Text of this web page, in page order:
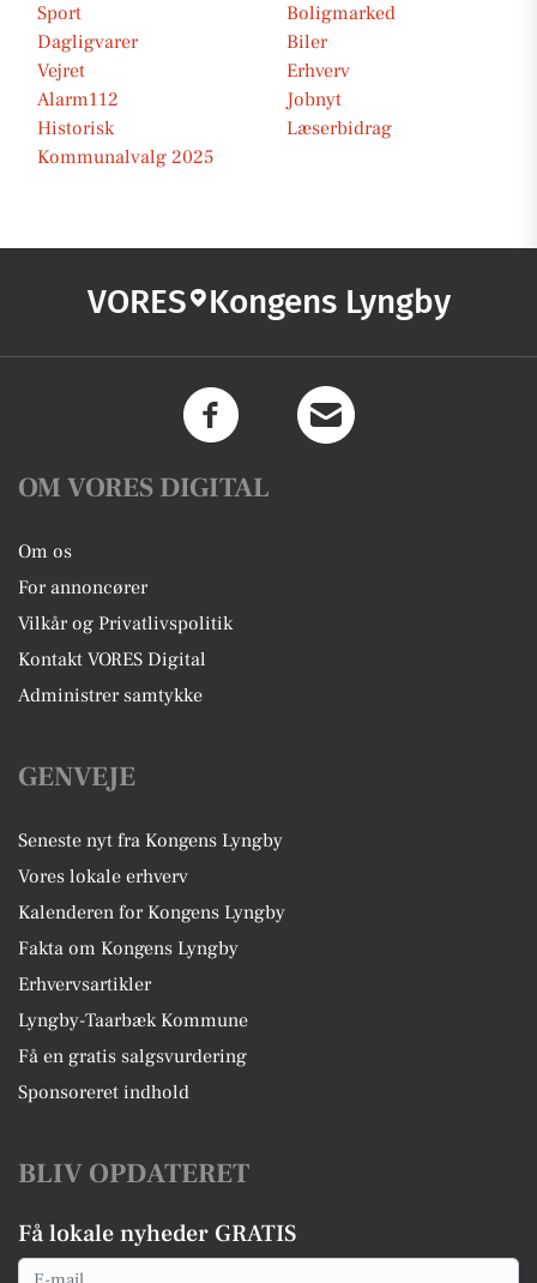
Sport
Boligmarked
Dagligvarer
Biler
Vejret
Erhverv
Alarm112
Jobnyt
Historisk
Læserbidrag
Kommunalvalg 2025
VORES Kongens Lyngby
OM VORES DIGITAL
Om os
For annoncører
Vilkår og Privatlivspolitik
Kontakt VORES Digital
Administrer samtykke
GENVEJE
Seneste nyt fra Kongens Lyngby
Vores lokale erhverv
Kalenderen for Kongens Lyngby
Fakta om Kongens Lyngby
Erhvervsartikler
Lyngby-Taarbæk Kommune
Få en gratis salgsvurdering
Sponsoreret indhold
BLIV OPDATERET
Få lokale nyheder GRATIS
Email